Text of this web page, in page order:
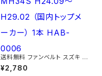
送料無料 ファンベルト スズキ ワ
ゴンR 型式MH34S H24.09～
H29.02 （国内トップメーカー）
¥2,780